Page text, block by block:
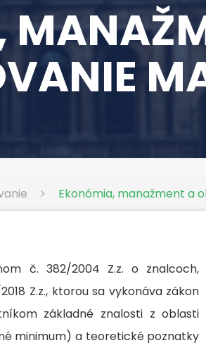
Ekonómia, manažment a
č. 382/2004 Z.z. o znalcoch,
Z.z., ktorou sa vykonáva zákon
základné znalosti z oblasti
minimum) a teoretické poznatky